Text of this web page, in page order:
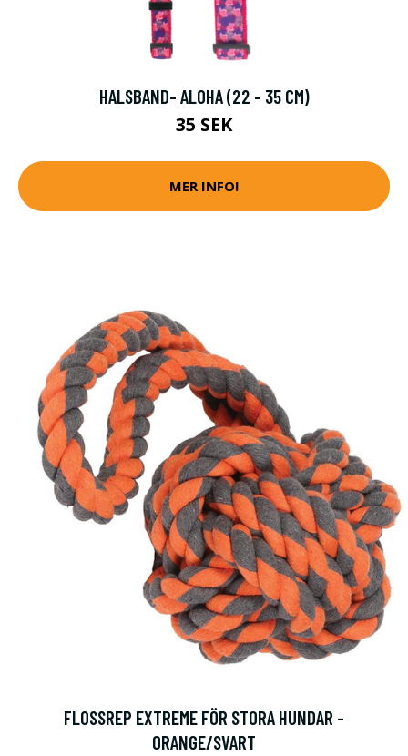
HALSBAND- ALOHA (22 - 35 CM)
35 SEK
MER INFO!
FLOSSREP EXTREME FÖR STORA HUNDAR -
ORANGE/SVART